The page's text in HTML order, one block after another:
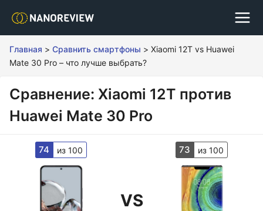
Главная > Сравнить смартфоны > Xiaomi 12T vs Huawei
Mate 30 Pro – что лучше выбрать?
Сравнение: Xiaomi 12T против
Huawei Mate 30 Pro
74 из 100
VS
73 из 100